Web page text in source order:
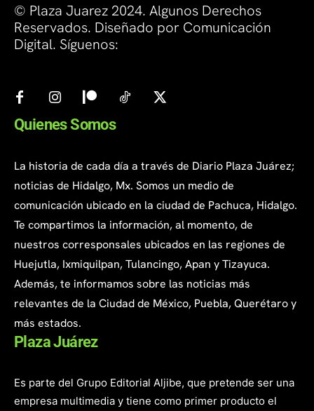
© Plaza Juarez 2024. Algunos Derechos
Reservados. Diseñado por Comunicación
Digital. Síguenos:
Quienes Somos
La historia de cada día a través de Diario Plaza Juárez;
noticias de Hidalgo, Mx. Somos un medio de
comunicación ubicado en la ciudad de Pachuca, Hidalgo.
Te compartimos la información, al momento, de
nuestros corresponsales ubicados en las regiones de
Huejutla, Ixmiquilpan, Tulancingo, Apan y Tizayuca.
Además, te informamos sobre las noticias más
relevantes de la Ciudad de México, Puebla, Querétaro y
más estados.
Plaza Juárez
Es parte del Grupo Editorial Aljibe, que pretende ser una
empresa multimedia y tiene como primer producto el